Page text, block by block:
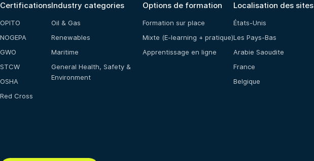
Certifications
OPITO
NOGEPA
GWO
STCW
OSHA
Red Cross
Industry categories
Oil & Gas
Renewables
Maritime
General Health, Safety &
Environment
Options de formation
Formation sur place
Mixte (E-learning + pratique)
Apprentissage en ligne
Localisation des sites
États-Unis
Les Pays-Bas
Arabie Saoudite
France
Belgique